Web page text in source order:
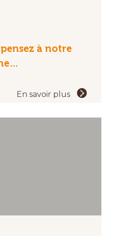
à notre
En savoir plus